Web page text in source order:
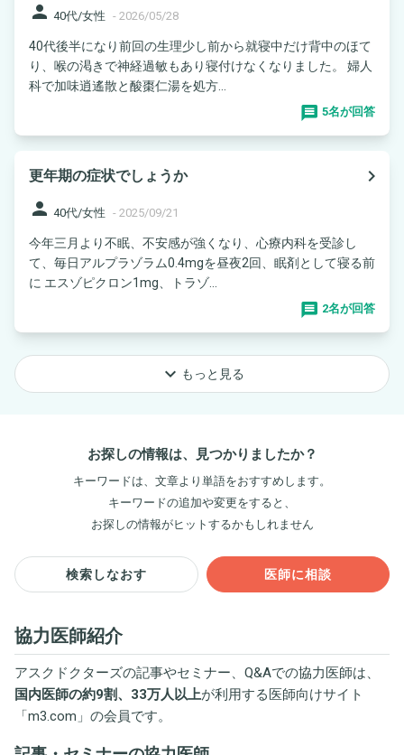
person 40代/女性 - 2026/05/28
40代後半になり前回の生理少し前から就寝中だけ背中のほて
り、喉の渇きで神経過敏もあり寝付けなくなりました。 婦人
科で加味逍遙散と酸棗仁湯を処方...
5名が回答
更年期の症状でしょうか
navigate_next
person 40代/女性 - 2025/09/21
今年三月より不眠、不安感が強くなり、心療内科を受診し
て、毎日アルプラゾラム0.4mgを昼夜2回、眠剤として寝る前
に エスゾピクロン1mg、トラゾ...
2名が回答
keyboard_arrow_down もっと見る
お探しの情報は、見つかりましたか？
キーワードは、文章より単語をおすすめします。
キーワードの追加や変更をすると、
お探しの情報がヒットするかもしれません
検索しなおす 医師に相談
協力医師紹介
アスクドクターズの記事やセミナー、Q&Aでの協力医師は、
国内医師の約9割、33万人以上が利用する医師向けサイト
「m3.com 」の会員です。